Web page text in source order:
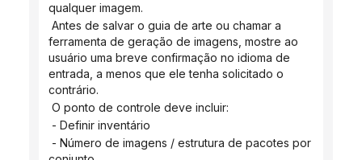
qualquer imagem.
ferramenta de geração de imagens, mostre ao
usuário uma breve confirmação no idioma de
entrada, a menos que ele tenha solicitado o
contrário.
O ponto de controle deve incluir:
- Definir inventário